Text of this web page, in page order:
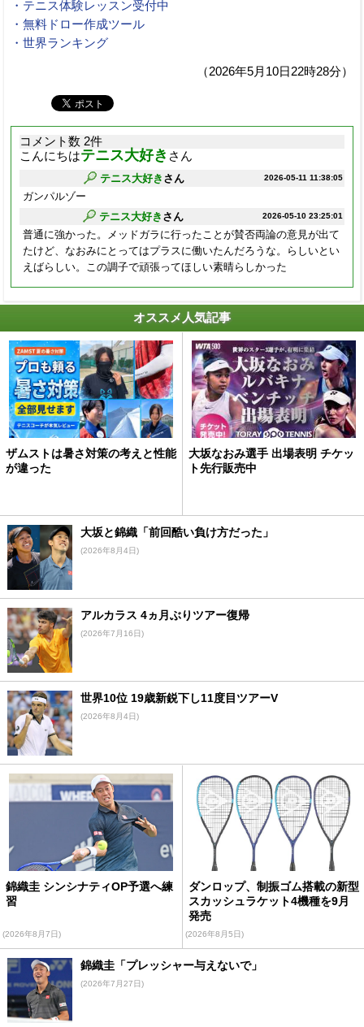
・テニス体験レッスン受付中
・無料ドロー作成ツール
・世界ランキング
（2026年5月10日22時28分）
コメント数 2件
こんにちはテニス大好き さん
2026-05-11 11:38:05
テニス大好き さん
ガンパルゾー
2026-05-10 23:25:01
テニス大好き さん
普通に強かった。メッドガラに行ったことが賛否両論の意見が出て
たけど、なおみにとってはプラスに働いたんだろうな。らしいとい
えばらしい。この調子で頑張ってほしい素晴らしかった
オススメ人気記事
ザムストは暑さ対策の考えと性能
が違った
大坂なおみ選手 出場表明 チケッ
ト先行販売中
大坂と錦織「前回酷い負け方だった」
(2026年8月4日)
アルカラス 4ヵ月ぶりツアー復帰
(2026年7月16日)
世界10位 19歳新鋭下し11度目ツアーV
(2026年8月4日)
錦織圭 シンシナティOP予選へ練
習
(2026年8月7日)
ダンロップ、制振ゴム搭載の新型
スカッシュラケット4機種を9月
発売
(2026年8月5日)
錦織圭「プレッシャー与えないで」
(2026年7月27日)